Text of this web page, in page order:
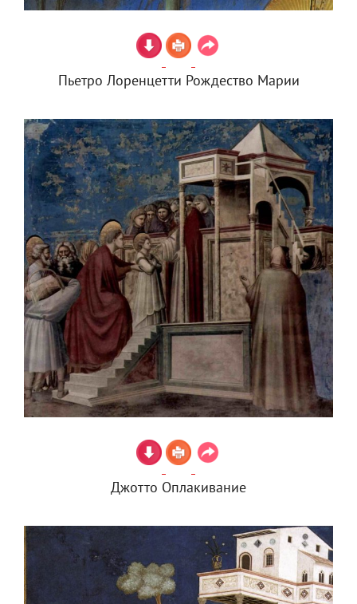
Пьетро Лоренцетти Рождество Марии
Джотто Оплакивание